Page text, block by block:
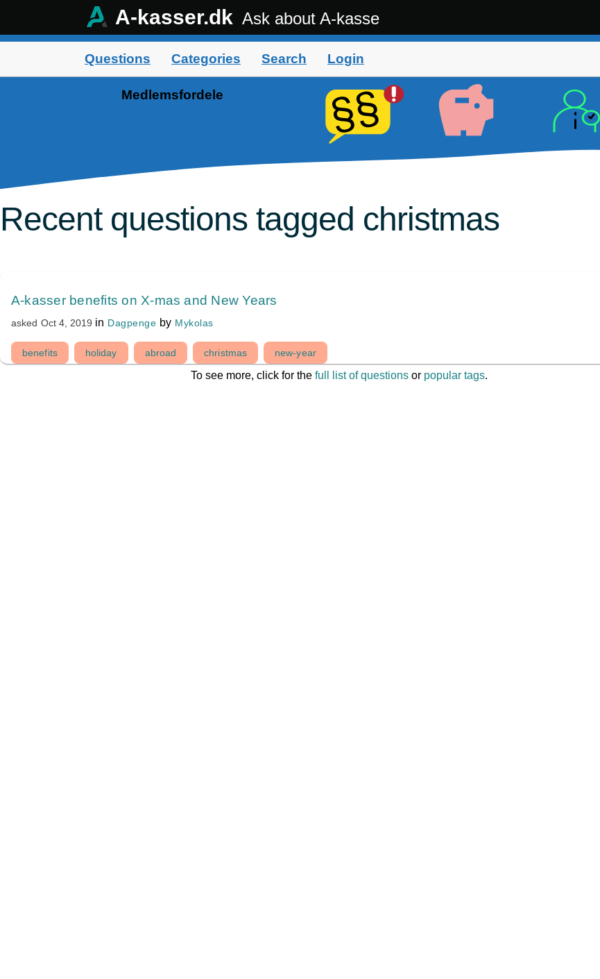
A-kasser.dk Ask about A-kasse
Questions Categories Search Login
Medlemsfordele
Recent questions tagged christmas
A-kasser benefits on X-mas and New Years
asked Oct 4, 2019 in Dagpenge by Mykolas
benefits holiday abroad christmas new-year
To see more, click for the full list of questionsor popular tags.